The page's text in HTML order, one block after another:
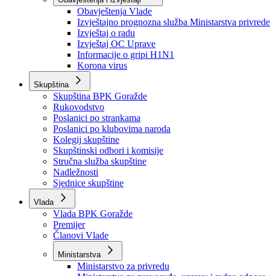
Dnevni izvještaj MUP-a
Obavještenja i izvještaji
Obavještenja Vlade
Izvještajno prognozna služba Ministarstva privrede
Izvještaj o radu
Izvještaj OC Uprave
Informacije o gripi H1N1
Korona virus
Skupština
Skupština BPK Goražde
Rukovodstvo
Poslanici po strankama
Poslanici po klubovima naroda
Kolegij skupštine
Skupštinski odbori i komisije
Stručna služba skupštine
Nadležnosti
Sjednice skupštine
Vlada
Vlada BPK Goražde
Premijer
Članovi Vlade